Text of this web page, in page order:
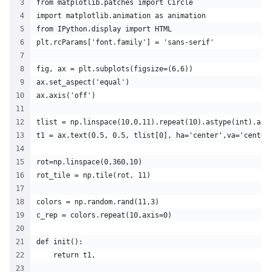
from matplotlib.patches import Circle
import matplotlib.animation as animation
from IPython.display import HTML
plt.rcParams['font.family'] = 'sans-serif'
fig, ax = plt.subplots(figsize=(6,6))
ax.set_aspect('equal')
ax.axis('off')
tlist =
t1 = ax.text(0.5, 0.5, tlist[0], ha='center',va='center',
rot=np.linspace(0,360,10)
rot_tile = np.tile(rot, 11)
colors = np.random.rand(11,3)
c_rep = colors.repeat(10,axis=0)
def init():
    return t1,